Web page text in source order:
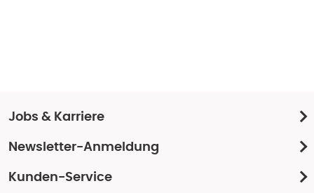
Jobs & Karriere
Newsletter-Anmeldung
Kunden-Service